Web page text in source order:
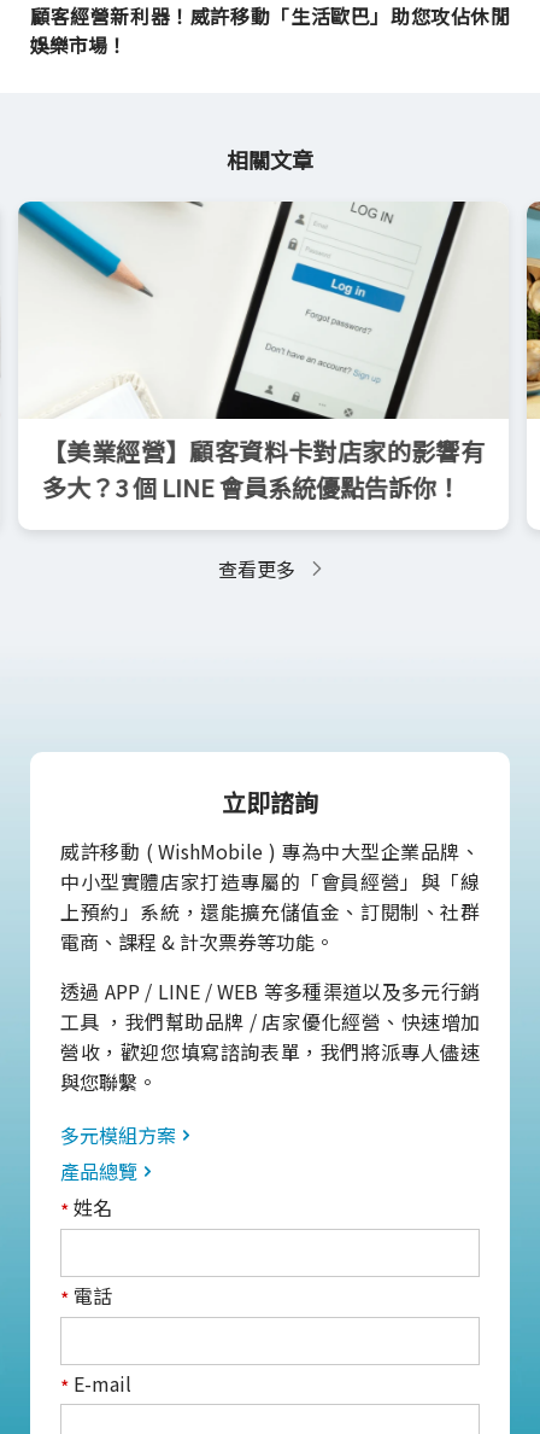
顧客經營新利器！威許移動「生活歐巴」助您攻佔休閒
娛樂市場！
相關文章
【美業經營】顧客資料卡對店家的影響有
多大？3 個 LINE 會員系統優點告訴你！
查看更多
立即諮詢
威許移動 ( WishMobile ) 專為中大型企業品牌、
中小型實體店家打造專屬的「會員經營」與「線
上預約」系統，還能擴充儲值金、訂閱制、社群
電商、課程 & 計次票券等功能。
透過 APP / LINE / WEB 等多種渠道以及多元行銷
工具 ，我們幫助品牌 / 店家優化經營、快速增加
營收，歡迎您填寫諮詢表單，我們將派專人儘速
與您聯繫。
多元模組方案
產品總覽
*姓名
* 電話
* E-mail